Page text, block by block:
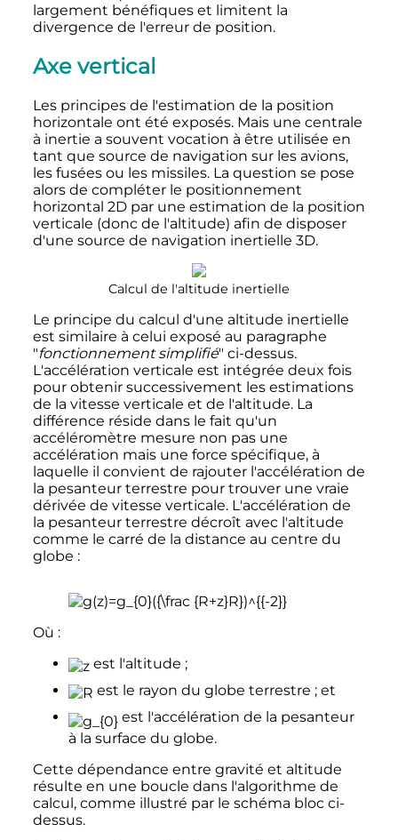
largement bénéfiques et limitent la
divergence de l'erreur de position.
Axe vertical
Les principes de l'estimation de la position
horizontale ont été exposés. Mais une centrale
à inertie a souvent vocation à être utilisée en
tant que source de navigation sur les avions,
les fusées ou les missiles. La question se pose
alors de compléter le positionnement
horizontal 2D par une estimation de la position
verticale (donc de l'altitude) afin de disposer
d'une source de navigation inertielle 3D.
Calcul de l'altitude inertielle
Le principe du calcul d'une altitude inertielle
est similaire à celui exposé au paragraphe
"fonctionnement simplifié" ci-dessus.
L'accélération verticale est intégrée deux fois
pour obtenir successivement les estimations
de la vitesse verticale et de l'altitude. La
différence réside dans le fait qu'un
accéléromètre mesure non pas une
accélération mais une force spécifique, à
laquelle il convient de rajouter l'accélération de
la pesanteur terrestre pour trouver une vraie
dérivée de vitesse verticale. L'accélération de
la pesanteur terrestre décroît avec l'altitude
comme le carré de la distance au centre du
globe :
Où :
est l'altitude ;
est le rayon du globe terrestre ; et
est l'accélération de la pesanteur
à la surface du globe.
Cette dépendance entre gravité et altitude
résulte en une boucle dans l'algorithme de
calcul, comme illustré par le schéma bloc ci-
dessus.